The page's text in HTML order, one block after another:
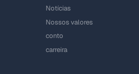
Notícias
Nossos valores
conto
carreira